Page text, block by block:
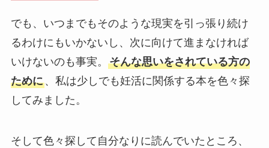
でも、いつまでもそのような現実を引っ張り続け
るわけにもいかないし、次に向けて進まなければ
いけないのも事実。 そんな思いをされている方の
ために、私は少しでも妊活に関係する本を色々探
してみました。
そして色々探して自分なりに読んでいたところ、